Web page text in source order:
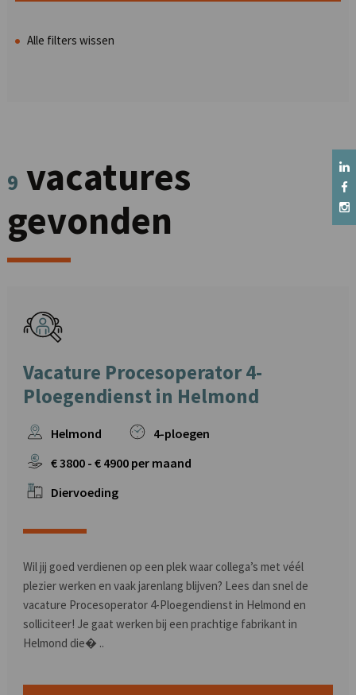
Alle filters wissen
9 vacatures
gevonden
Vacature Procesoperator 4-
Ploegendienst in Helmond
Helmond
4-ploegen
€3800 - € 4900 per maand
Diervoeding
Wil jij goed verdienen op een plek waar collega’s met véél
plezier werken en vaak jarenlang blijven? Lees dan snel de
vacature Procesoperator 4-Ploegendienst in Helmond en
solliciteer! Je gaat werken bij een prachtige fabrikant in
Helmond die� ..